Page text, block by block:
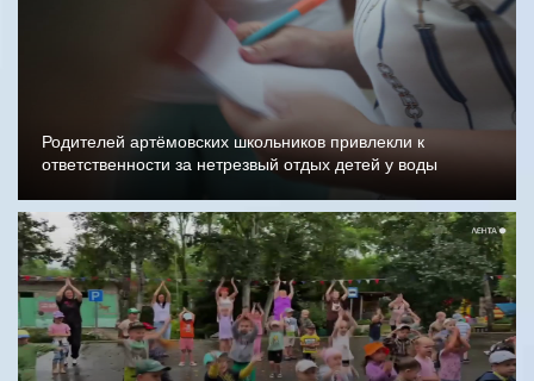
Родителей артёмовских школьников привлекли к
ответственности за нетрезвый отдых детей у воды